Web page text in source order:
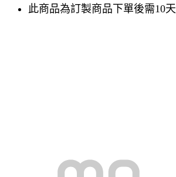
此商品為訂製商品下單後需10天